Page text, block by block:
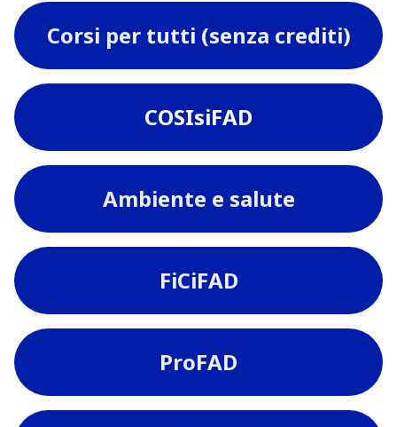
Corsi per tutti (senza crediti)
COSIsiFAD
Ambiente e salute
FiCiFAD
ProFAD